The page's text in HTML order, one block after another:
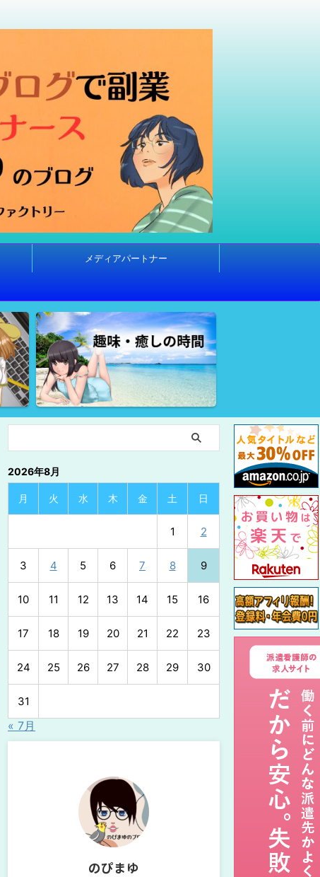
メディアパートナー
2026年8月
月 火 水 木 金 土 日
1 2
3 4 5 6 7 8 9
10 11 12 13 14 15 16
17 18 19 20 21 22 23
24 25 26 27 28 29 30
31
« 7月
のぴまゆ